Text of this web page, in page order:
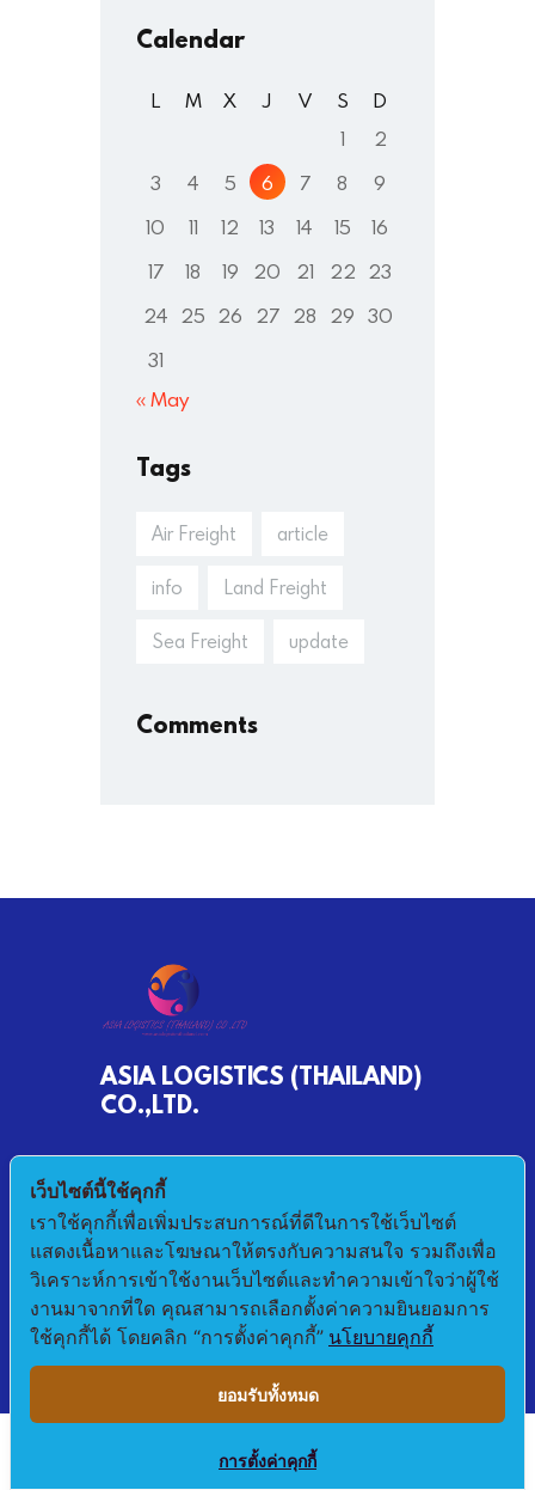
Calendar
L M X J V S
D
1
2
3
4 5 6 7 8
9
10
11 12 13 14 15
16
17
18 19 20 21 22
23
24
25 26 27 28 29 30
31
« May
Tags
Air Freight article
info Land Freight
Sea Freight update
Comments
ASIA LOGISTICS (THAILAND)
CO.,LTD.
PHRASAMUTCHEDI SAMUTPRAKAN 10290
E-mail : pichet@asialogistic.co.th
TEL :+66 2406 3079 FAX: +66 2406 3058
เว็บไซต์นี้ใช้คุกกี้
เราใช้คุกกี้เพื่อเพิ่มประสบการณ์ที่ดีในการใช้เว็บไซต์
แสดงเนื้อหาและโฆษณาให้ตรงกับความสนใจ รวมถึงเพื่อ
วิเคราะห์การเข้าใช้งานเว็บไซต์และทำความเข้าใจว่าผู้ใช้
งานมาจากที่ใด คุณสามารถเลือกตั้งค่าความยินยอมการ
ใช้คุกกี้ได้ โดยคลิก “การตั้งค่าคุกกี้” นโยบายคุกกี้
ยอมรับทั้งหมด
การตั้งค่าคุกกี้